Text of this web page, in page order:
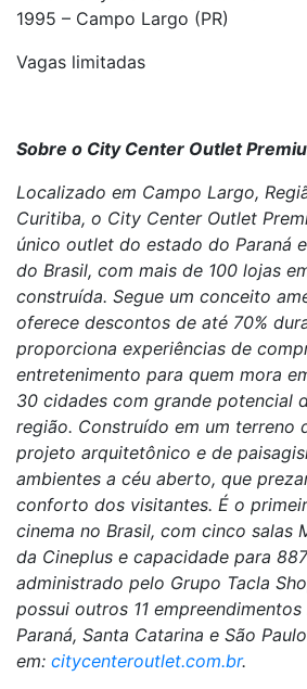
1995 – Campo Largo (PR)
Vagas limitadas
Sobre o City Center Outlet
Localizado em Campo Largo,
Curitiba, o City Center Outlet
único outlet do estado do Paraná
do Brasil, com mais de 100 lojas
construída. Segue um conceito
oferece descontos de até 70%
proporciona experiências de
entretenimento para quem mora
30 cidades com grande potencial
região. Construído em um terreno
projeto arquitetônico e de
ambientes a céu aberto, que
conforto dos visitantes. É o
cinema no Brasil, com cinco salas
da Cineplus e capacidade para
administrado pelo Grupo Tacla
possui outros 11
Paraná, Santa Catarina e São
em: citycenteroutlet.com.br.